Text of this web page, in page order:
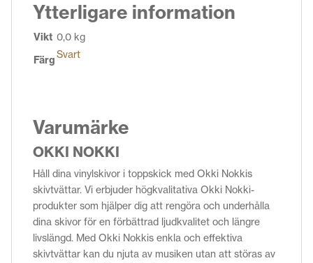
Ytterligare information
Vikt 0,0 kg
FärgSvart
Varumärke
OKKI NOKKI
Håll dina vinylskivor i toppskick med Okki Nokkis
skivtvättar. Vi erbjuder högkvalitativa Okki Nokki-
produkter som hjälper dig att rengöra och underhålla
dina skivor för en förbättrad ljudkvalitet och längre
livslängd. Med Okki Nokkis enkla och effektiva
skivtvättar kan du njuta av musiken utan att störas av